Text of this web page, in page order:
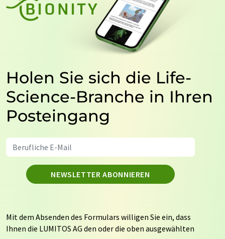
Holen Sie sich die Life-
Science-Branche in Ihren
Posteingang
NEWSLETTER ABONNIEREN
Mit dem Absenden des Formulars willigen Sie ein, dass
Ihnen die LUMITOS AG den oder die oben ausgewählten